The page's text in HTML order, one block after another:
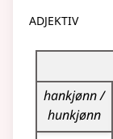
adjektiv
hankjønn /
hunkjønn